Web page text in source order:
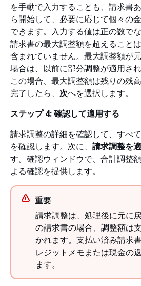
を手動で入力することも、請求書
ら開始して、必要に応じて個々の
できます。入力する値は正の数で
請求書の最大調整額を超えること
含まれていません。最大調整額が
場合は、以前に部分調整が適用さ
この場合、最大調整額は残りの残
完了したら、 次へを選択します。
ステップ 4: 確認して適用する
請求調整の詳細を確認して、すべ
を確認します。次に、 請求調整を
す。確認ウィンドウで、合計調整
よる確認を提供します。
重要
請求調整は、処理後に元に
の請求書の場合、調整額は
かれます。支払い済み請求
レジットメモまたは現金の
ます。